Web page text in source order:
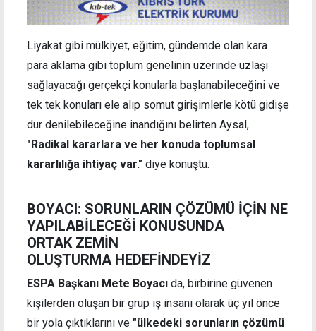
Liyakat gibi mülkiyet, eğitim, gündemde olan kara
para aklama gibi toplum genelinin üzerinde uzlaşı
sağlayacağı gerçekçi konularla başlanabileceğini ve
tek tek konuları ele alıp somut girişimlerle kötü gidişe
dur denilebileceğine inandığını belirten Aysal,
"Radikal kararlara ve her konuda toplumsal
kararlılığa ihtiyaç var." diye konuştu.
BOYACI: SORUNLARIN ÇÖZÜMÜ İÇİN NE
YAPILABİLECEĞİ KONUSUNDA
ORTAK ZEMİN
OLUŞTURMA HEDEFİNDEYİZ
ESPA Başkanı Mete Boyacı da, birbirine güvenen
kişilerden oluşan bir grup iş insanı olarak üç yıl önce
bir yola çıktıklarını ve "ülkedeki sorunların çözümü